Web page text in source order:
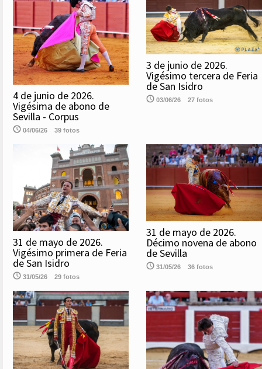
4 de junio de 2026.
Vigésima de abono de
Sevilla - Corpus
04/06/26 39 fotos
3 de junio de 2026.
Vigésimo tercera de Feria
de San Isidro
03/06/26 27 fotos
31 de mayo de 2026.
Vigésimo primera de Feria
de San Isidro
31/05/26 29 fotos
31 de mayo de 2026.
Décimo novena de abono
de Sevilla
31/05/26 36 fotos